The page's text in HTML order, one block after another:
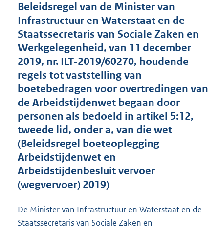
d
s
g
r
o
o
t
e
:
1
6
M
Beleidsregel van de Minister van
Infrastructuur en Waterstaat en de
Staatssecretaris van Sociale Zaken en
Werkgelegenheid, van 11 december
2019, nr. ILT-2019/60270, houdende
regels tot vaststelling van
boetebedragen voor overtredingen van
de Arbeidstijdenwet begaan door
personen als bedoeld in artikel 5:12,
tweede lid, onder a, van die wet
(Beleidsregel boeteoplegging
Arbeidstijdenwet en
Arbeidstijdenbesluit vervoer
(wegvervoer) 2019)
De Minister van Infrastructuur en Waterstaat en de
Staatssecretaris van Sociale Zaken en